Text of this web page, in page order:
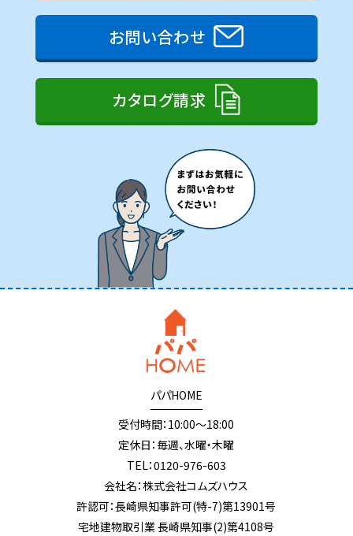
お問い合わせ
カタログ請求
パパHOME
受付時間：10:00～18:00
定休日：毎週、水曜・木曜
TEL：0120-976-603
会社名：株式会社コムズハウス
許認可：長崎県知事許可(特-7)第13901号
宅地建物取引業 長崎県知事(2)第4108号